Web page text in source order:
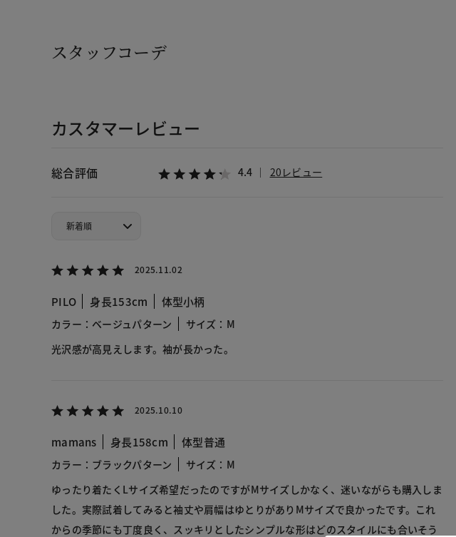
スタッフコーデ
カスタマーレビュー
総合評価 4.4 20レビュー
2025.11.02
PILO 身長153cm 体型小柄
カラー：ベージュパターン
サイズ：M
光沢感が高見えします。袖が長かった。
2025.10.10
mamans 身長158cm 体型普通
カラー：ブラックパターン
サイズ：M
ゆったり着たくLサイズ希望だったのですがMサイズしかなく、迷いながらも購入しま
した。実際試着してみると袖丈や肩幅はゆとりがありMサイズで良かったです。これ
からの季節にも丁度良く、スッキリとしたシンプルな形はどのスタイルにも合いそう